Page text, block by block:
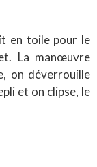
en toile pour le
La manœuvre
on déverrouille
et on clipse, le